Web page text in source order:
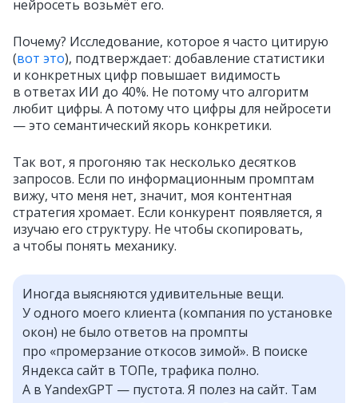
нейросеть возьмёт его.
Почему? Исследование, которое я часто цитирую
(вот это), подтверждает: добавление статистики
и конкретных цифр повышает видимость
в ответах ИИ до 40%. Не потому что алгоритм
любит цифры. А потому что цифры для нейросети
— это семантический якорь конкретики.
Так вот, я прогоняю так несколько десятков
запросов. Если по информационным промптам
вижу, что меня нет, значит, моя контентная
стратегия хромает. Если конкурент появляется, я
изучаю его структуру. Не чтобы скопировать,
а чтобы понять механику.
Иногда выясняются удивительные вещи.
У одного моего клиента (компания по установке
окон) не было ответов на промпты
про «промерзание откосов зимой». В поиске
Яндекса сайт в ТОПе, трафика полно.
А в YandexGPT — пустота. Я полез на сайт. Там